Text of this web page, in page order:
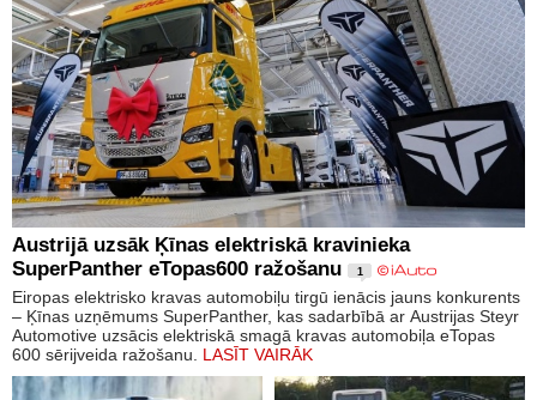
Austrijā uzsāk Ķīnas elektriskā kravinieka
SuperPanther eTopas600 ražošanu
1
Eiropas elektrisko kravas automobiļu tirgū ienācis jauns konkurents
– Ķīnas uzņēmums SuperPanther, kas sadarbībā ar Austrijas Steyr
Automotive uzsācis elektriskā smagā kravas automobiļa eTopas
600 sērijveida ražošanu. LASĪT VAIRĀK